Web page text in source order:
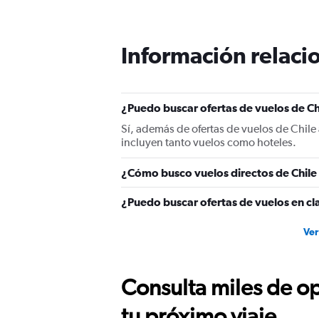
Información
¿Puedo buscar ofertas de vuelos de
Sí, además de ofertas de vuelos de
incluyen tanto vuelos como hoteles.
¿Cómo busco vuelos directos de
¿Puedo buscar ofertas de vuelos en
Consulta miles de